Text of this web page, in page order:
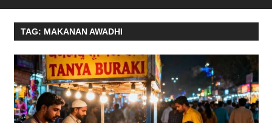
dari
berbagai
pandang
TAG: MAKANAN AWADHI